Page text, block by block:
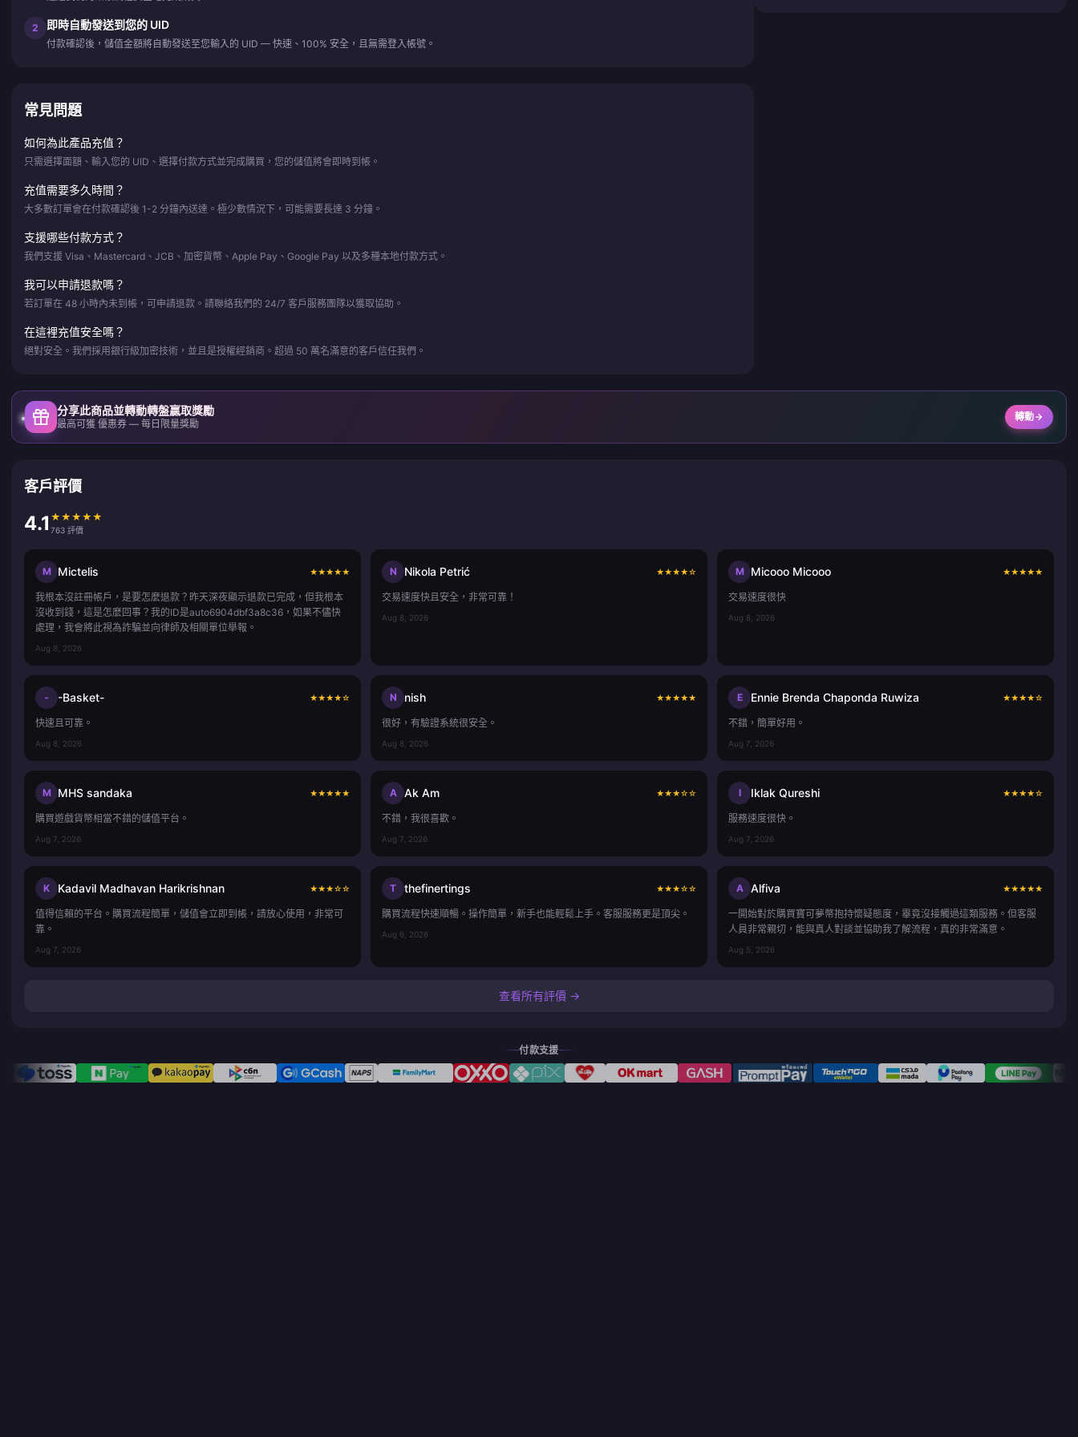
2 即時自動發送到您的 UID
付款確認後，儲值金額將自動發送至您輸入的 UID — 快速、100% 安全，且無需登入帳號。
常見問題
如何為此產品充值？
只需選擇面額、輸入您的 UID、選擇付款方式並完成購買，您的儲值將會即時到帳。
充值需要多久時間？
大多數訂單會在付款確認後 1-2 分鐘內送達。極少數情況下，可能需要長達 3 分鐘。
支援哪些付款方式？
我們支援 Visa、Mastercard、JCB、加密貨幣、Apple Pay、Google Pay 以及多種本地付款方式。
我可以申請退款嗎？
若訂單在 48 小時內未到帳，可申請退款。請聯絡我們的 24/7 客戶服務團隊以獲取協助。
在這裡充值安全嗎？
絕對安全。我們採用銀行級加密技術，並且是授權經銷商。超過 50 萬名滿意的客戶信任我們。
分享此商品並轉動轉盤贏取獎勵
最高可獲 優惠券 — 每日限量獎勵
轉動
客戶評價
4.1 ★ ★ ★ ★ ★
763 評價
M Mictelis ★★★★★
我根本沒註冊帳戶，是要怎麼退款？昨天深夜顯示退款已完成，但我根本
沒收到錢，這是怎麼回事？我的ID是auto6904dbf3a8c36，如果不儘快
處理，我會將此視為詐騙並向律師及相關單位舉報。
Aug 8, 2026
N Nikola Petrić ★★★★☆
交易速度快且安全，非常可靠！
Aug 8, 2026
M Micooo Micooo ★★★★★
交易速度很快
Aug 8, 2026
- -Basket- ★★★★☆
快速且可靠。
Aug 8, 2026
N nish ★★★★★
很好，有驗證系統很安全。
Aug 8, 2026
E Ennie Brenda Chaponda Ruwiza ★★★★☆
不錯，簡單好用。
Aug 7, 2026
M MHS sandaka ★★★★★
購買遊戲貨幣相當不錯的儲值平台。
Aug 7, 2026
A Ak Am ★★★☆☆
不錯，我很喜歡。
Aug 7, 2026
I Iklak Qureshi ★★★★☆
服務速度很快。
Aug 7, 2026
K Kadavil Madhavan Harikrishnan ★★★☆☆
值得信賴的平台。購買流程簡單，儲值會立即到帳，請放心使用，非常可
靠。
Aug 7, 2026
T thefinertings ★★★☆☆
購買流程快速順暢。操作簡單，新手也能輕鬆上手。客服服務更是頂尖。
Aug 6, 2026
A Alfiva ★★★★★
一開始對於購買寶可夢幣抱持懷疑態度，畢竟沒接觸過這類服務。但客服
人員非常親切，能與真人對談並協助我了解流程，真的非常滿意。
Aug 5, 2026
查看所有評價 →
付款支援